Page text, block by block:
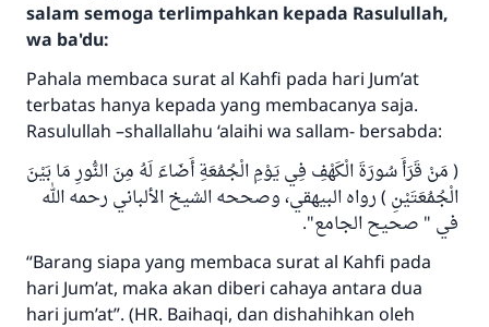
salam semoga terlimpahkan kepada Rasulullah,
wa ba'du:
Pahala membaca surat al Kahfi pada hari Jum’at
terbatas hanya kepada yang membacanya saja.
Rasulullah –shallallahu ‘alaihi wa sallam- bersabda:
( مَنْ قَرَأَ سُورَةَ الْكَهْفِ فِي يَوْمِ الْجُمُعَةِ أَضَاءَ لَهُ مِنَ النُّورِ مَا بَيْنَ
الْجُمُعَتَيْنِ ) رواه البيهقي، وصححه الشيخ الألباني رحمه الله
في " صحيح الجامع".
“Barang siapa yang membaca surat al Kahfi pada
hari Jum’at, maka akan diberi cahaya antara dua
hari jum’at”. (HR. Baihaqi, dan dishahihkan oleh